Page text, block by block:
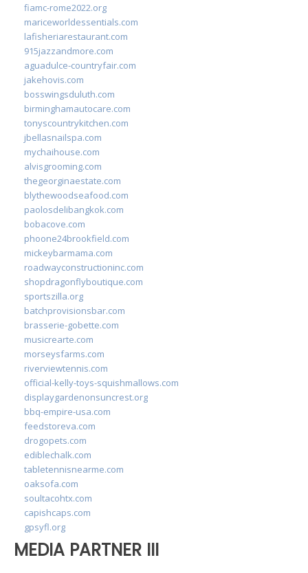
fiamc-rome2022.org
mariceworldessentials.com
lafisheriarestaurant.com
915jazzandmore.com
aguadulce-countryfair.com
jakehovis.com
bosswingsduluth.com
birminghamautocare.com
tonyscountrykitchen.com
jbellasnailspa.com
mychaihouse.com
alvisgrooming.com
thegeorginaestate.com
blythewoodseafood.com
paolosdelibangkok.com
bobacove.com
phoone24brookfield.com
mickeybarmama.com
roadwayconstructioninc.com
shopdragonflyboutique.com
sportszilla.org
batchprovisionsbar.com
brasserie-gobette.com
musicrearte.com
morseysfarms.com
riverviewtennis.com
official-kelly-toys-squishmallows.com
displaygardenonsuncrest.org
bbq-empire-usa.com
feedstoreva.com
drogopets.com
ediblechalk.com
tabletennisnearme.com
oaksofa.com
soultacohtx.com
capishcaps.com
gpsyfl.org
MEDIA PARTNER III